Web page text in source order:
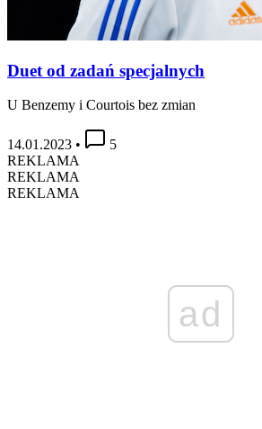
Duet od zadań specjalnych
U Benzemy i Courtois bez zmian
14.01.2023 •
5
REKLAMA
REKLAMA
REKLAMA
ad